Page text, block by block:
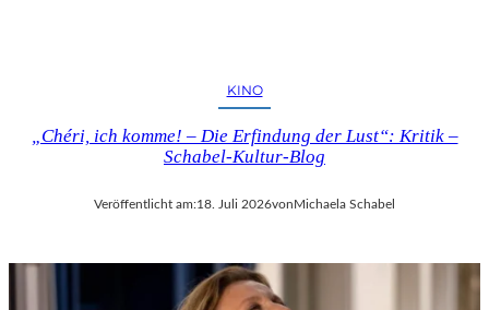
KINO
„Chéri, ich komme! – Die Erfindung der Lust“: Kritik –
Schabel-Kultur-Blog
Veröffentlicht am:18. Juli 2026vonMichaela Schabel